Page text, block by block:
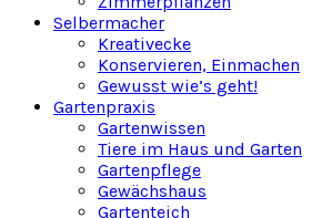
Selbermacher
Kreativecke
Konservieren, Einmachen
Gewusst wie’s geht!
Gartenpraxis
Gartenwissen
Tiere im Haus und Garten
Gartenpflege
Gewächshaus
Gartenteich